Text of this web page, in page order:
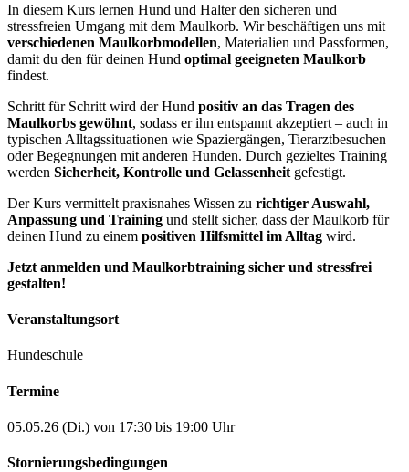
In diesem Kurs lernen Hund und Halter den sicheren und
stressfreien Umgang mit dem Maulkorb. Wir beschäftigen uns mit
verschiedenen Maulkorbmodellen, Materialien und Passformen,
damit du den für deinen Hund optimal geeigneten Maulkorb
findest.
Schritt für Schritt wird der Hund positiv an das Tragen des
Maulkorbs gewöhnt, sodass er ihn entspannt akzeptiert – auch in
typischen Alltagssituationen wie Spaziergängen, Tierarztbesuchen
oder Begegnungen mit anderen Hunden. Durch gezieltes Training
werden Sicherheit, Kontrolle und Gelassenheit gefestigt.
Der Kurs vermittelt praxisnahes Wissen zu richtiger Auswahl,
Anpassung und Training und stellt sicher, dass der Maulkorb für
deinen Hund zu einem positiven Hilfsmittel im Alltag wird.
Jetzt anmelden und Maulkorbtraining sicher und stressfrei
gestalten!
Veranstaltungsort
Hundeschule
Termine
05.05.26 (Di.) von 17:30 bis 19:00 Uhr
Stornierungsbedingungen